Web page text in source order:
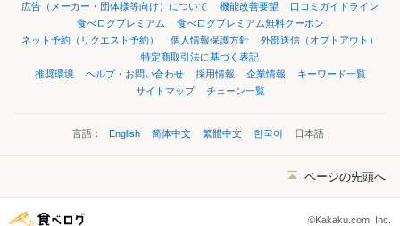
広告（メーカー・団体様等向け）について
機能改善要望
口コミガイドライン
食べログプレミアム
食べログプレミアム無料クーポン
ネット予約（リクエスト予約）
個人情報保護方針
外部送信（オプトアウト）
特定商取引法に基づく表記
推奨環境
ヘルプ・お問い合わせ 採用情報 企業情報
キーワード一覧
サイトマップ
チェーン一覧
言語： English 简体中文 繁體中文 한국어 日本語
ページの先頭へ
©Kakaku.com, Inc.